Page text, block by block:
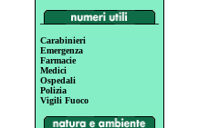
Carabinieri
Emergenza
Farmacie
Medici
Ospedali
Polizia
Vigili Fuoco